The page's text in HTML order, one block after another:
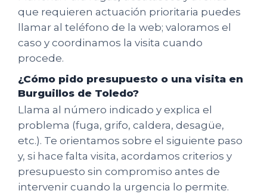
que requieren actuación prioritaria puedes
llamar al teléfono de la web; valoramos el
caso y coordinamos la visita cuando
procede.
¿Cómo pido presupuesto o una visita en
Burguillos de Toledo?
Llama al número indicado y explica el
problema (fuga, grifo, caldera, desagüe,
etc.). Te orientamos sobre el siguiente paso
y, si hace falta visita, acordamos criterios y
presupuesto sin compromiso antes de
intervenir cuando la urgencia lo permite.